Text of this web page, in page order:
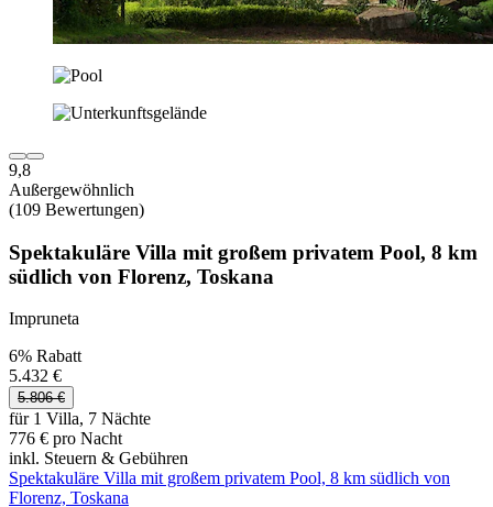
9,8
Außergewöhnlich
(109 Bewertungen)
Spektakuläre Villa mit großem privatem Pool, 8 km
südlich von Florenz, Toskana
Impruneta
6% Rabatt
5.432 €
5.806 €
für 1 Villa, 7 Nächte
776 € pro Nacht
inkl. Steuern & Gebühren
Spektakuläre Villa mit großem privatem Pool, 8 km südlich von
Florenz, Toskana